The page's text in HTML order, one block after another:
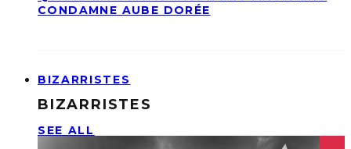
CONDAMNE AUBE DORÉE
BIZARRISTES
BIZARRISTES
SEE ALL